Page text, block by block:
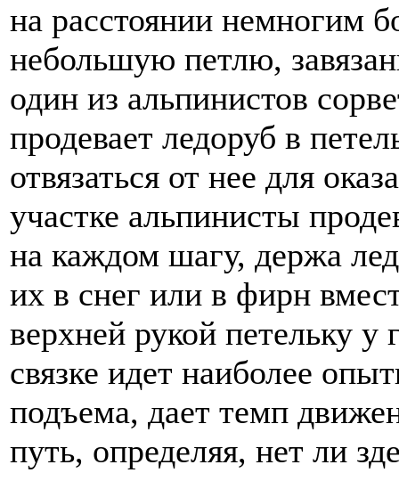
на расстоянии немногим
небольшую петлю,
один из альпинистов
продевает ледоруб в
отвязаться от нее для
участке альпинисты
на каждом шагу, держа
их в снег или в фирн
верхней рукой петельку
связке идет наиболее
подъема, дает темп
путь, определяя, нет ли